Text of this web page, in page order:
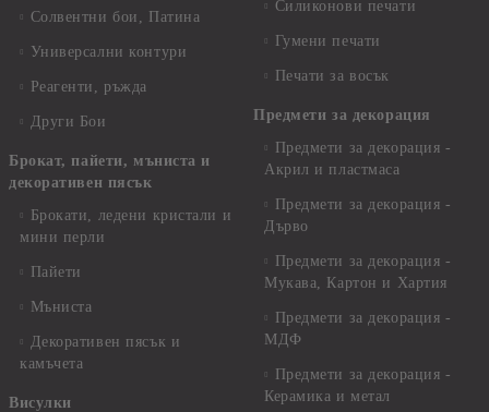
Солвентни бои, Патина
Универсални контури
Реагенти, ръжда
Други Бои
Брокат, пайети, мъниста и
декоративен пясък
Брокати, ледени кристали и
мини перли
Пайети
Мъниста
Декоративен пясък и
камъчета
Висулки
Силиконови печати
Гумени печати
Печати за восък
Предмети за декорация
Предмети за декорация -
Акрил и пластмаса
Предмети за декорация -
Дърво
Предмети за декорация -
Мукава, Картон и Хартия
Предмети за декорация -
МДФ
Предмети за декорация -
Керамика и метал